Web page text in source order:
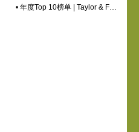
• 年度Top 10榜单 | Taylor & Francis科学与技术领域中国作者最受欢迎的热门文章榜单出炉！